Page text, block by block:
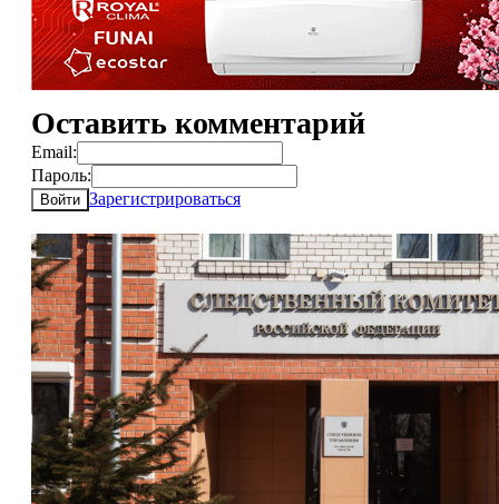
Оставить комментарий
Email:
Пароль:
Войти Зарегистрироваться